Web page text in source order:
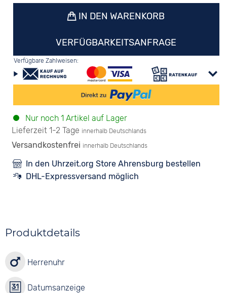
IN DEN WARENKORB
VERFÜGBARKEITSANFRAGE
Verfügbare Zahlweisen:
Nur noch 1 Artikel auf Lager
Lieferzeit 1-2 Tage innerhalb Deutschlands
Versandkostenfrei innerhalb Deutschlands
In den Uhrzeit.org Store Ahrensburg bestellen
DHL-Expressversand möglich
Produktdetails
Herrenuhr
Datumsanzeige